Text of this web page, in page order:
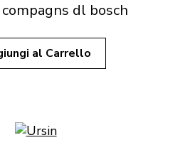
dl bosch
al Carrello